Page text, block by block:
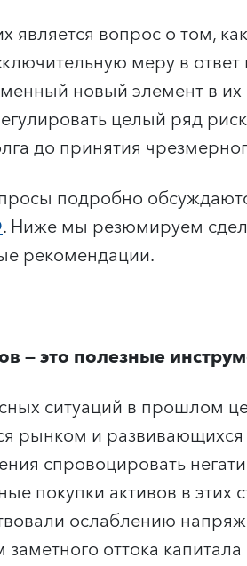
вопрос о том,
меру в
новый элемент в
целый ряд
до принятия
подробно
. Ниже мы резюмируем
рекомендации.
—это полезные
ситуаций в прошлом
и развивающихся
спровоцировать
покупки активов в этих
ослаблению
заметного оттока